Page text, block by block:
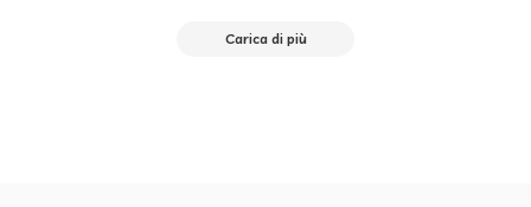
Carica di più